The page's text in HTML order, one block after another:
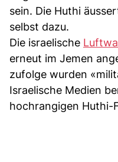
sein. Die Huthi
selbst dazu.
Die israelische
erneut im Jemen
zufolge wurden
Israelische Medien
hochrangigen Huthi-